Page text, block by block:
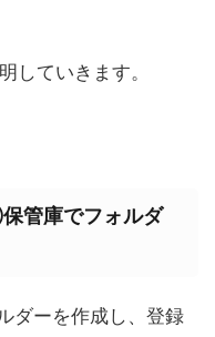
していきます。
管庫でフォルダ
ダーを作成し、登録